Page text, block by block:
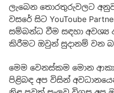
ලැබෙන තොරතුරුවලට
වසරේ සිට YouToube
සම්බන්ධ වීම සඳහා අවශ්‍ය
කිරීමට ඔවුන් සුදානම් වන
මෙම වෙනස්කම මොන
පිළිබඳ අප විසින්